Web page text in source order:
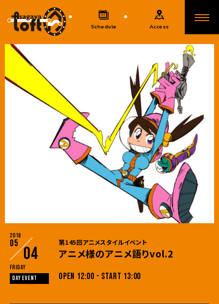
Schedule Access
2018
05
04
Friday
DAY EVENT
第145回アニメスタイルイベント
アニメ様のアニメ語りvol.2
OPEN 12:00 - START 13:00